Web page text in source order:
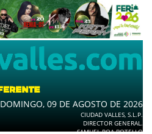
DOMINGO, 09 DE AGOSTO DE 2026
CIUDAD VALLES, S.L.P.
DIRECTOR GENERAL.
SAMUEL ROA BOTELLO